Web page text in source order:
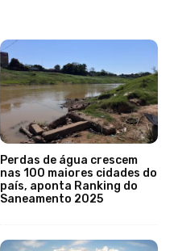
Perdas de água crescem
nas 100 maiores cidades do
país, aponta Ranking do
Saneamento 2025